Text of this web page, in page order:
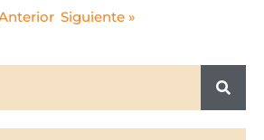
Siguiente »